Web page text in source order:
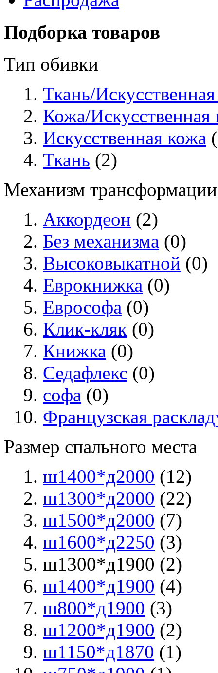
Подборка товаров
Тип обивки
Ткань/
Кожа/Искусственная
Искусственная кожа
Ткань (2)
Механизм трансформации
Аккордеон (2)
Без механизма (0)
Высоковыкатной (0)
Еврокнижка (0)
Еврософа (0)
Клик-кляк (0)
Книжка (0)
Седафлекс (0)
софа (0)
Французская
Размер спального места
ш1400*д2000 (12)
ш1300*д2000 (22)
ш1500*д2000 (7)
ш1600*д2250 (3)
ш1300*д1900 (2)
ш1400*д1900 (4)
ш800*д1900 (3)
ш1200*д1900 (2)
ш1150*д1870 (1)